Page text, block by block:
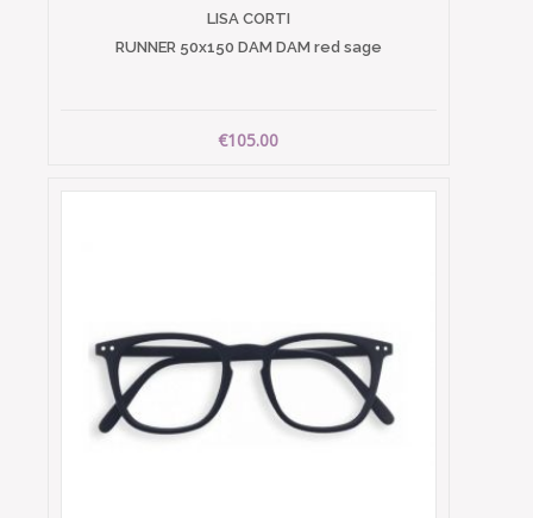
LISA CORTI
RUNNER 50x150 DAM DAM red sage
€105.00